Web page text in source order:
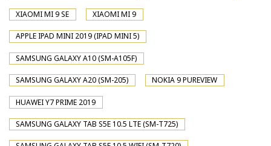
XIAOMI MI 9 SE XIAOMI MI 9
APPLE IPAD MINI 2019 (IPAD MINI 5)
SAMSUNG GALAXY A10 (SM-A105F)
SAMSUNG GALAXY A20 (SM-205) NOKIA 9 PUREVIEW
HUAWEI Y7 PRIME 2019
SAMSUNG GALAXY TAB S5E 10.5 LTE (SM-T725)